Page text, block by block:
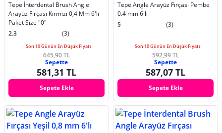
Tepe İnterdental Brush Angle
Arayüz Fırçası Kırmızı 0,4 Mm 6'lı
Paket Size "0"
2.3
(3)
Son 10 Günün En Düşük Fiyatı
645,90 TL
Sepette
581,31 TL
Sepete Ekle
Tepe Angle Arayüz Fırçası Pembe
0.4 mm 6 lı
5
(3)
Son 10 Günün En Düşük Fiyatı
592,99 TL
Sepette
587,07 TL
Sepete Ekle